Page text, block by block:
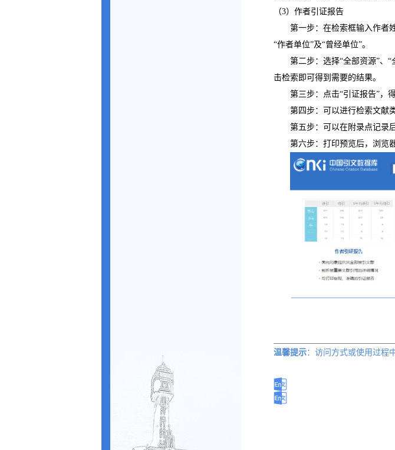
（3）作者引证报告
第一步：在检索框输入作者
“作者单位”及“曾经单位”。
第二步：选择“全部资源”、“
击检索即可得到需要的结果。
第三步：点击“引证报告”，
第四步：可以进行检索文献
第五步：可以在附录点记录
第六步：打印预览后，浏览
温馨提示：访问方式或使用过程